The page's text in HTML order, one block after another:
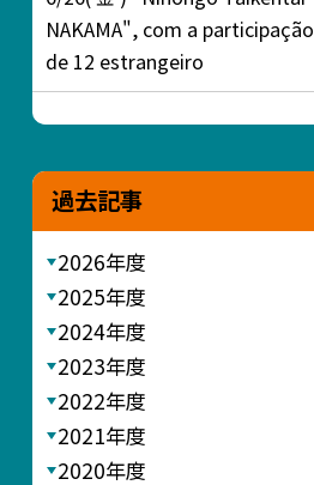
NAKAMA", com a participação
de 12 estrangeiro
過去記事
2026年度
2025年度
2024年度
2023年度
2022年度
2021年度
2020年度